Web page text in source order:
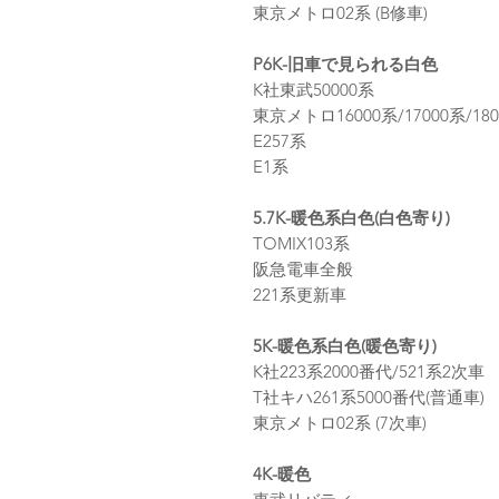
東京メトロ02系 (B修車)
P6K-旧車で見られる白色
K社東武50000系
東京メトロ16000系/17000系/
E257系
E1系
5.7K-暖色系白色(白色寄り)
TOMIX103系
阪急電車全般
221系更新車
5K-暖色系白色(暖色寄り)
K社223系2000番代/521系2次車
T社キハ261系5000番代(普通車)
東京メトロ02系 (7次車)
4K-暖色